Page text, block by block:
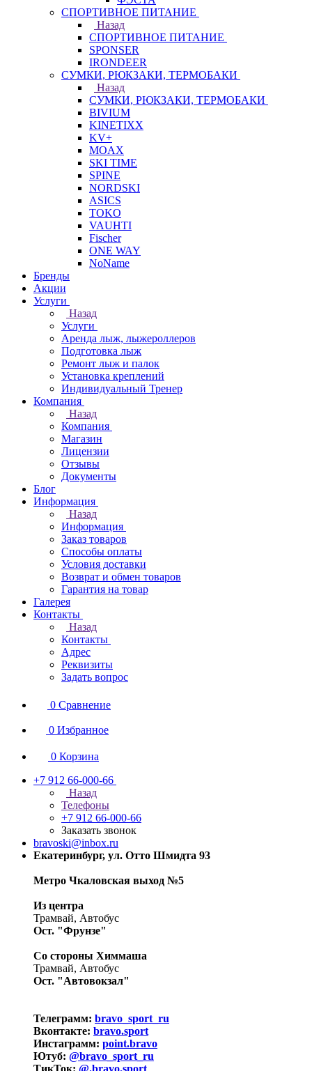
СПОРТИВНОЕ ПИТАНИЕ
Назад
СПОРТИВНОЕ ПИТАНИЕ
SPONSER
IRONDEER
СУМКИ, РЮКЗАКИ, ТЕРМОБАКИ
Назад
СУМКИ, РЮКЗАКИ, ТЕРМОБАКИ
BIVIUM
KINETIXX
KV+
MOAX
SKI TIME
SPINE
NORDSKI
ASICS
TOKO
VAUHTI
Fischer
ONE WAY
NoName
Бренды
Акции
Услуги
Назад
Услуги
Аренда лыж, лыжероллеров
Подготовка лыж
Ремонт лыж и палок
Установка креплений
Индивидуальный Тренер
Компания
Назад
Компания
Магазин
Лицензии
Отзывы
Документы
Блог
Информация
Назад
Информация
Заказ товаров
Способы оплаты
Условия доставки
Возврат и обмен товаров
Гарантия на товар
Галерея
Контакты
Назад
Контакты
Адрес
Реквизиты
Задать вопрос
0 Сравнение
0 Избранное
0 Корзина
+7 912 66-000-66
Назад
Телефоны
+7 912 66-000-66
Заказать звонок
bravoski@inbox.ru
Екатеринбург, ул. Отто Шмидта 93
Метро Чкаловская выход №5
Из центра
Трамвай, Автобус
Ост. "Фрунзе"
Со стороны Химмаша
Трамвай, Автобус
Ост. "Автовокзал"
Телеграмм: bravo_sport_ru
Вконтакте: bravo.sport
Инстаграмм: point.bravo
Ютуб: @bravo_sport_ru
ТикТок: @.bravo.sport